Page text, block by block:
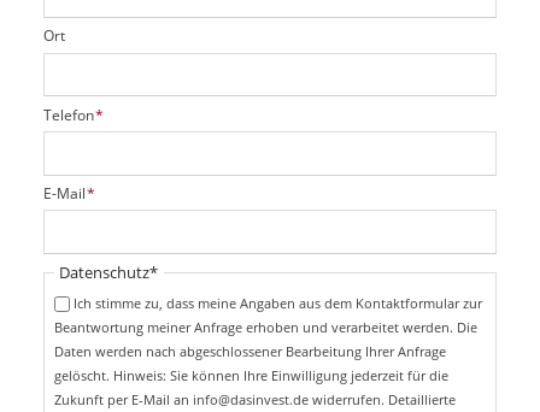
Ort
P
f
i
c
t
f
Telefon*
P
f
i
E-Mail*
Pflichtfeld
Datenschutz*
Ich stimme zu, dass meine Angaben aus dem Kontaktformular zur
Beantwortung meiner Anfrage erhoben und verarbeitet werden. Die
Daten werden nach abgeschlossener Bearbeitung Ihrer Anfrage
gelöscht. Hinweis: Sie können Ihre Einwilligung jederzeit für die
Zukunft per E-Mail an info@dasinvest.de widerrufen. Detaillierte